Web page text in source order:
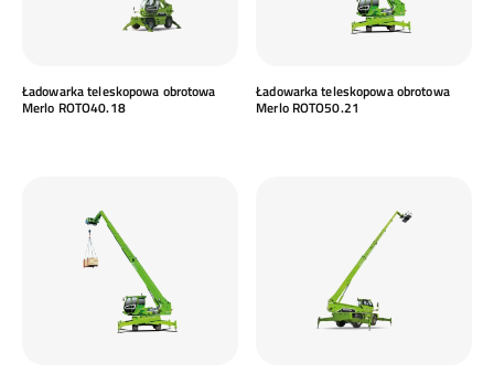
Ładowarka teleskopowa obrotowa
Merlo ROTO40.18
Ładowarka teleskopowa obrotowa
Merlo ROTO50.21